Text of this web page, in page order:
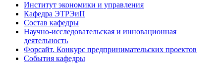
Институт экономики и управления
Кафедра ЭТРЭиП
Состав кафедры
Научно-исследовательская и инновационная
деятельность
Форсайт. Конкурс предпринимательских проектов
События кафедры